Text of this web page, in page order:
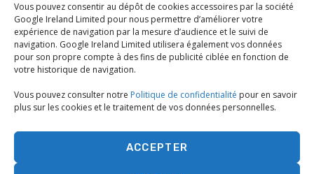
Vous pouvez consentir au dépôt de cookies accessoires par la société
Google Ireland Limited pour nous permettre d’améliorer votre
expérience de navigation par la mesure d’audience et le suivi de
navigation. Google Ireland Limited utilisera également vos données
pour son propre compte à des fins de publicité ciblée en fonction de
votre historique de navigation.
Vous pouvez consulter notre Politique de confidentialité pour en savoir
plus sur les cookies et le traitement de vos données personnelles.
ACCEPTER